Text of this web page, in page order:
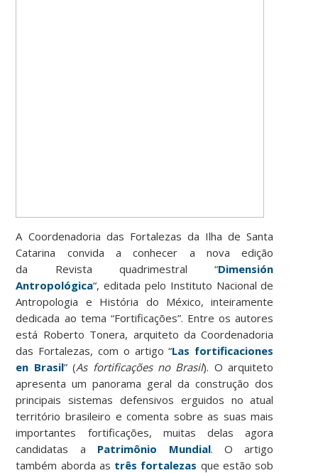
A Coordenadoria das Fortalezas da Ilha de Santa
Catarina convida a conhecer a nova edição
da Revista quadrimestral “Dimensión
Antropológica“, editada pelo Instituto Nacional de
Antropologia e História do México, inteiramente
dedicada ao tema “Fortificações”. Entre os autores
está Roberto Tonera, arquiteto da Coordenadoria
das Fortalezas, com o artigo “Las fortificaciones
en Brasil” (As fortificações no Brasil). O arquiteto
apresenta um panorama geral da construção dos
principais sistemas defensivos erguidos no atual
território brasileiro e comenta sobre as suas mais
importantes fortificações, muitas delas agora
candidatas a Patrimônio Mundial. O artigo
também aborda as três fortalezas que estão sob